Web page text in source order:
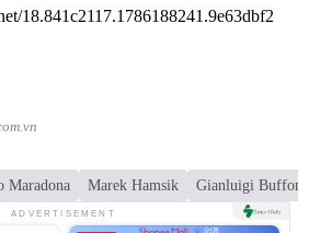
Maradona Marek Hamsik Gianluigi Buffon
ADVERTISEMENT